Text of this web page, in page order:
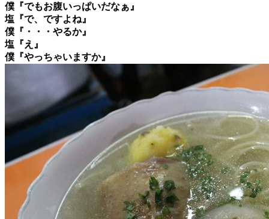
僕『でもお腹いっぱいだなぁ』
塩『で、ですよね』
僕『・・・やるか』
塩『え』
僕『やっちゃいますか』